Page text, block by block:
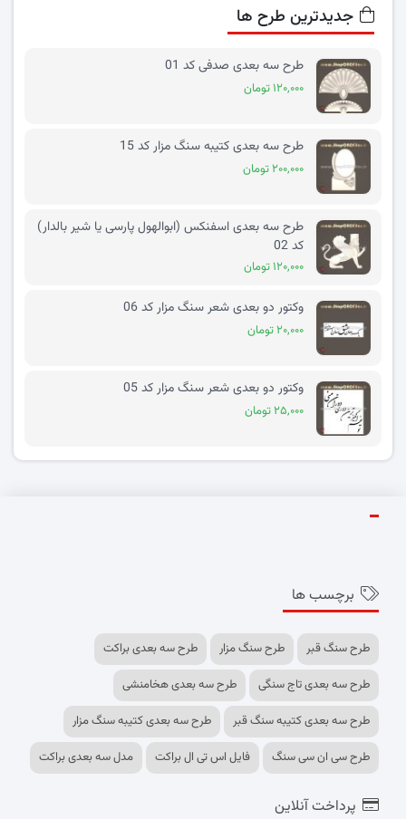
جدیدترین طرح ها
طرح سه بعدی صدفی کد 01
۱۲۰,۰۰۰ تومان
طرح سه بعدی کتیبه سنگ مزار کد 15
۲۰۰,۰۰۰ تومان
طرح سه بعدی اسفنکس (ابوالهول پارسی یا شیر بالدار)
کد 02
۱۲۰,۰۰۰ تومان
وکتور دو بعدی شعر سنگ مزار کد 06
۲۰,۰۰۰ تومان
وکتور دو بعدی شعر سنگ مزار کد 05
۲۵,۰۰۰ تومان
برچسب ها
طرح سنگ قبر طرح سنگ مزار
طرح سه بعدی براکت
طرح سه بعدی تاج سنگی
طرح سه بعدی هخامنشی
طرح سه بعدی کتیبه سنگ قبر
طرح سه بعدی کتیبه سنگ مزار
طرح سی ان سی سنگ
فایل اس تی ال براکت مدل سه بعدی براکت
پرداخت آنلاین